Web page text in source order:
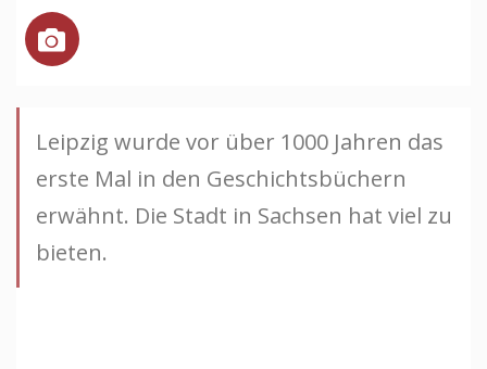
Leipzig wurde vor über 1000 Jahren das
erste Mal in den Geschichtsbüchern
erwähnt. Die Stadt in Sachsen hat viel zu
bieten.